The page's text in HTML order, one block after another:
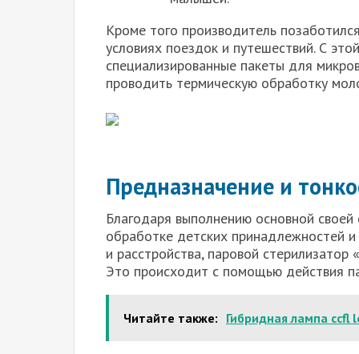
Кроме того производитель
условиях поездок и путешествий. С
специализированные пакеты для
проводить термическую обработку
Предназначение и
Благодаря выполнению основной
обработке детских принадлежностей
и расстройства, паровой
Это происходит с помощью действия
Читайте также: Гибридная лампа ccfl